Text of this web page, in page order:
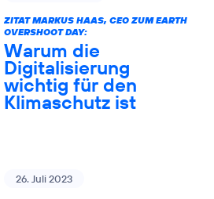
ZITAT MARKUS HAAS, CEO ZUM EARTH
OVERSHOOT DAY:
Warum die
Digitalisierung
wichtig für den
Klimaschutz ist
26. Juli 2023